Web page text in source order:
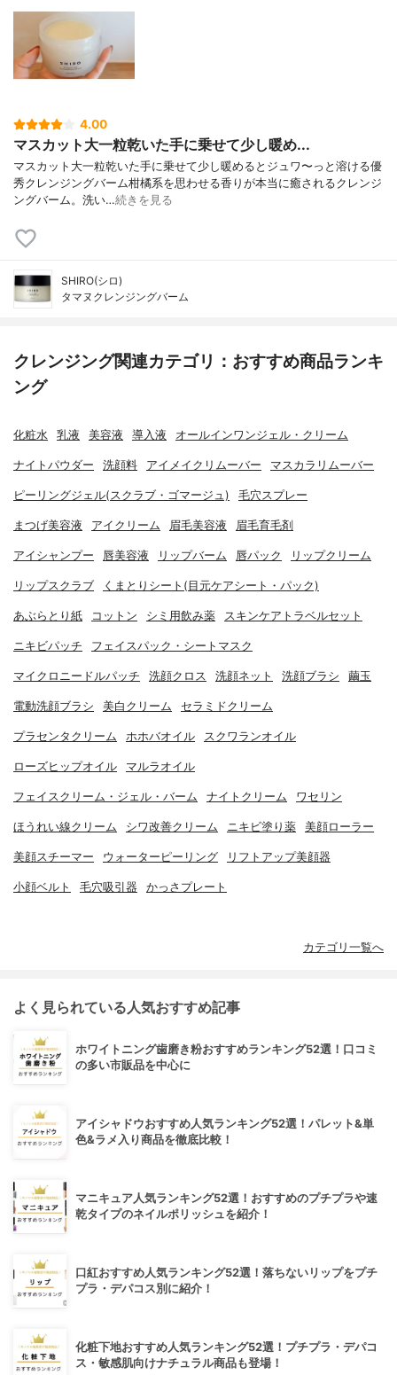
4.00
マスカット大一粒乾いた手に乗せて少し暖め...
マスカット大一粒乾いた手に乗せて少し暖めるとジュワ〜っと溶ける優
秀クレンジングバーム柑橘系を思わせる香りが本当に癒されるクレンジ
ングバーム。洗い…続きを見る
SHIRO(シロ)
タマヌクレンジングバーム
クレンジング関連カテゴリ：おすすめ商品ランキ
ング
化粧水 乳液 美容液 導入液 オールインワンジェル・クリーム
ナイトパウダー 洗顔料 アイメイクリムーバー マスカラリムーバー
ピーリングジェル(スクラブ・ゴマージュ) 毛穴スプレー
まつげ美容液 アイクリーム 眉毛美容液 眉毛育毛剤
アイシャンプー 唇美容液 リップバーム 唇パック リップクリーム
リップスクラブ くまとりシート(目元ケアシート・パック)
あぶらとり紙 コットン シミ用飲み薬 スキンケアトラベルセット
ニキビパッチ フェイスパック・シートマスク
マイクロニードルパッチ 洗顔クロス 洗顔ネット 洗顔ブラシ 繭玉
電動洗顔ブラシ 美白クリーム セラミドクリーム
プラセンタクリーム ホホバオイル スクワランオイル
ローズヒップオイル マルラオイル
フェイスクリーム・ジェル・バーム ナイトクリーム ワセリン
ほうれい線クリーム シワ改善クリーム ニキビ塗り薬 美顔ローラー
美顔スチーマー ウォーターピーリング リフトアップ美顔器
小顔ベルト 毛穴吸引器 かっさプレート
カテゴリ一覧へ
よく見られている人気おすすめ記事
ホワイトニング歯磨き粉おすすめランキング52選！口コミ
の多い市販品を中心に
アイシャドウおすすめ人気ランキング52選！パレット&単
色&ラメ入り商品を徹底比較！
マニキュア人気ランキング52選！おすすめのプチプラや速
乾タイプのネイルポリッシュを紹介！
口紅おすすめ人気ランキング52選！落ちないリップをプチ
プラ・デパコス別に紹介！
化粧下地おすすめ人気ランキング52選！プチプラ・デパコ
ス・敏感肌向けナチュラル商品も登場！